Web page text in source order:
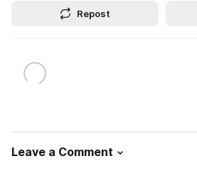
Repost
Leave a Comment